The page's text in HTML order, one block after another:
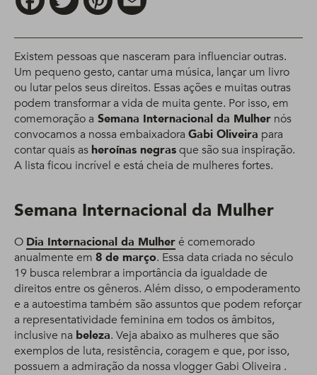
Existem pessoas que nasceram para influenciar outras.
Um pequeno gesto, cantar uma música, lançar um livro
ou lutar pelos seus direitos. Essas ações e muitas outras
podem transformar a vida de muita gente. Por isso, em
comemoração a Semana Internacional da Mulher nós
convocamos a nossa embaixadora Gabi Oliveira para
contar quais asheroínas negrasque são sua inspiração.
A lista ficou incrível e está cheia de mulheres fortes.
Semana Internacional da Mulher
O Dia Internacional da Mulheré comemorado
anualmente em 8 de março. Essa data criada no século
19 busca relembrar a importância da igualdade de
direitos entre os gêneros. Além disso, o empoderamento
e a autoestima também são assuntos que podem reforçar
a representatividade feminina em todos os âmbitos,
inclusive na beleza. Veja abaixo as mulheres que são
exemplos de luta, resistência, coragem e que, por isso,
possuem a admiração da nossa vlogger Gabi Oliveira .